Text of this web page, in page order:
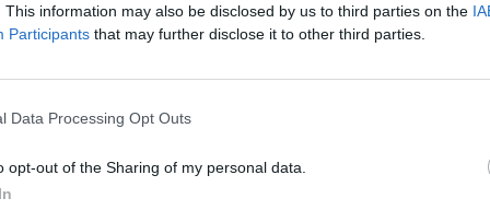
This information may also be disclosed by us to third parties on the
Participants that may further disclose it to other third parties.
Data Processing Opt Outs
opt-out of the Sharing of my personal data.
sigue dando pasos para consolidarse en Europa.
dos temporadas,hasta 2024,según ha
términos económicos no se han desvelado.
para los Juegos Olímpicos. Además,
masculino y femenino.